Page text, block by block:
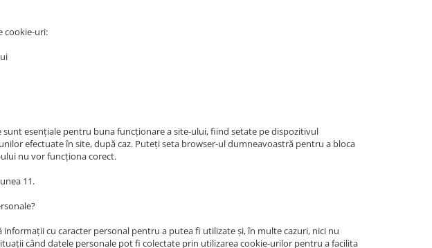
cookie-uri:
esențiale pentru buna funcționare a site-ului, fiind setate pe dispozitivul
efectuate în site, după caz. Puteți seta browser-ul dumneavoastră pentru a bloca
nu vor funcționa corect.
11.
cu caracter personal pentru a putea fi utilizate și, în multe cazuri, nici nu
când datele personale pot fi colectate prin utilizarea cookie-urilor pentru a facilita